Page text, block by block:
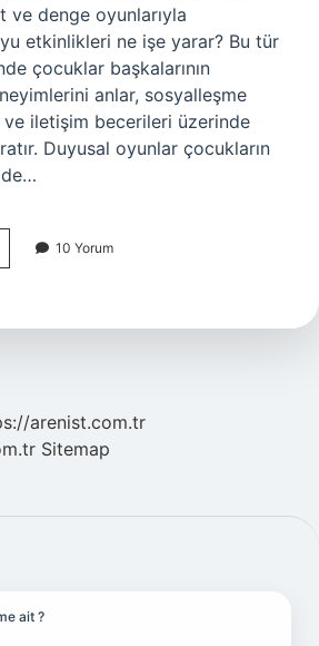
denge oyunlarıyla
etkinlikleri ne işe yarar? Bu tür
çocuklar başkalarının
anlar, sosyalleşme
ve iletişim becerileri üzerinde
Duyusal oyunlar çocukların
10 Yorum
arenist.com.tr
Sitemap
ait ?